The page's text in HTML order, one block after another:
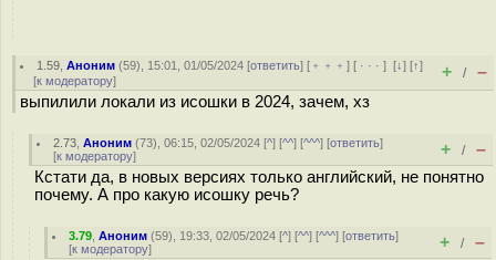
1.59 ,Аноним (59), 15:01, 01/05/2024 [ответить] [ ﹢﹢﹢] [ · · ·][↓] [↑]
[к модератору] + / –
выпилили локали из исошки в 2024, зачем, хз
2.73 ,Аноним (73), 06:15, 02/05/2024 [^] [^^] [^^^] [ответить]
[к модератору] + / –
Кстати да, в новых версиях только английский, не понятно
почему. А про какую исошку речь?
3.79 ,Аноним (59), 19:33, 02/05/2024 [^] [^^] [^^^] [ответить]
[к модератору] + / –